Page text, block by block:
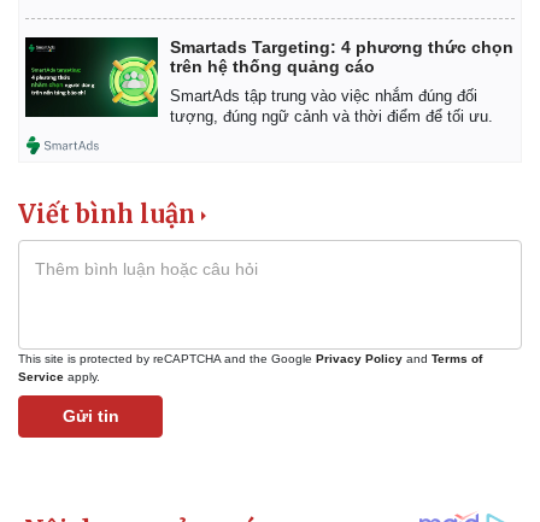
Smartads Targeting: 4 phương thức chọn
trên hệ thống quảng cáo
SmartAds tập trung vào việc nhắm đúng đối
tượng, đúng ngữ cảnh và thời điểm để tối ưu.
Viết bình luận
This site is protected by reCAPTCHA and the Google Privacy Policy and Terms of
Service apply.
Gửi tin